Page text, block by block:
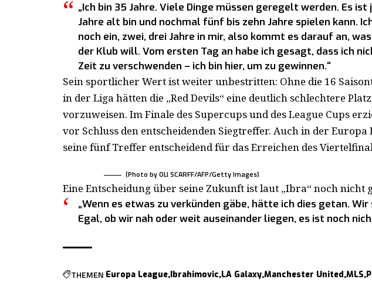
„Ich bin 35 Jahre. Viele Dinge müssen geregelt werden. Es ist
Jahre alt bin und nochmal fünf bis zehn Jahre spielen kann.
noch ein, zwei, drei Jahre in mir, also kommt es darauf an,
der Klub will. Vom ersten Tag an habe ich gesagt, dass ich
Zeit zu verschwenden – ich bin hier, um zu gewinnen.“
Sein sportlicher Wert ist weiter unbestritten: Ohne die 16
in der Liga hätten die „Red Devils“ eine deutlich schlechtere
vorzuweisen. Im Finale des Supercups und des League Cups
vor Schluss den entscheidenden Siegtreffer. Auch in der Europa
seine fünf Treffer entscheidend für das Erreichen des
(Photo by OLI SCARFF/AFP/Getty Images)
Eine Entscheidung über seine Zukunft ist laut „Ibra“ noch nicht
„Wenn es etwas zu verkünden gäbe, hätte ich dies getan.
Egal, ob wir nah oder weit auseinander liegen, es ist noch
THEMEN Europa League Ibrahimovic LA Galaxy Manchester United MLS